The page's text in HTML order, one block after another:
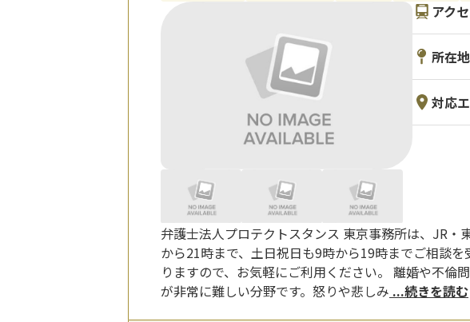
アク
所在地
対応
弁護士法人プロテクトスタンス 東京事務所は、JR
から21時まで、土日祝日も9時から19時までご相談
りますので、お気軽にご利用ください。 離婚や不倫
が非常に難しい分野です。怒りや悲しみ ...続きを読む